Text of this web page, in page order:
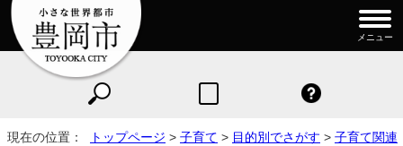
メニュー
現在の位置： トップページ > 子育て > 目的別でさがす > 子育て関連